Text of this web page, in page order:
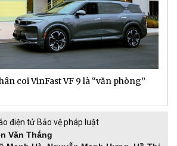
coi VinFast VF 9 là “văn phòng”
điện tử Bảo vệ pháp luật
Văn Thắng